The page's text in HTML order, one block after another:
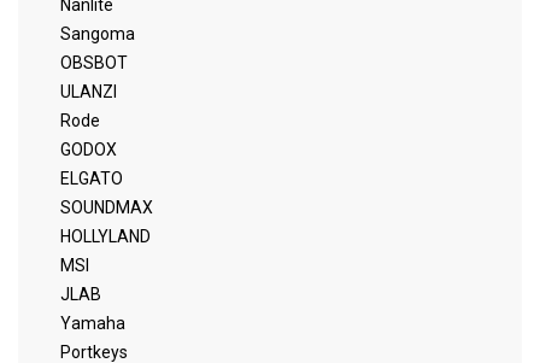
Nanlite
Sangoma
OBSBOT
ULANZI
Rode
GODOX
ELGATO
SOUNDMAX
HOLLYLAND
MSI
JLAB
Yamaha
Portkeys